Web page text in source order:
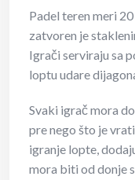
Padel teren meri
zatvoren je
Igrači serviraju sa
loptu udare
Svaki igrač mora
pre nego što je
igranje lopte,
mora biti od donje